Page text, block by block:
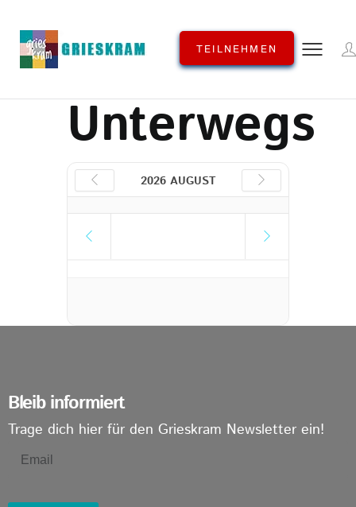
TEILNEHMEN
Unterwegs
2026 AUGUST
Bleib informiert
Trage dich hier für den Grieskram Newsletter ein!